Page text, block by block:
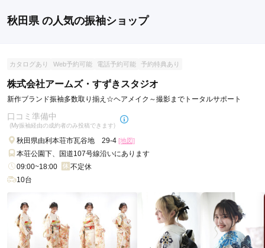
山形県 福島県
秋田県 の人気の振袖ショップ
カタログあり Web予約可能 電話予約可能 予約特典あり
株式会社アームズ・すずきスタジオ
新作ブランド振袖多数取り揃え☆ヘアメイク～撮影までトータルサポート
口コミ準備中
(My振袖経由の成約者のみ投稿できます)
秋田県由利本荘市瓦谷地 29-4 [地図]
本荘公園下、国道107号線沿いにあります
09:00~18:00
不定休
10台